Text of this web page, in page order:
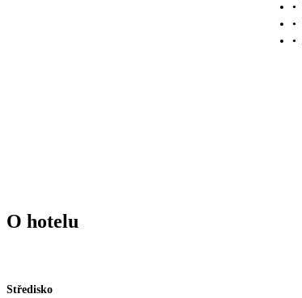
•
•
•
O hotelu
Středisko